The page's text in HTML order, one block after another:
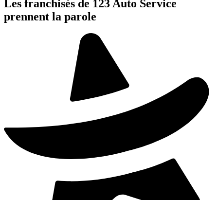
Les franchisés de 123 Auto Service
prennent la parole